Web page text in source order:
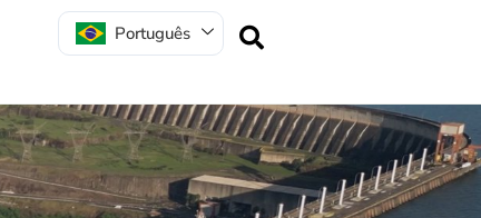
Português